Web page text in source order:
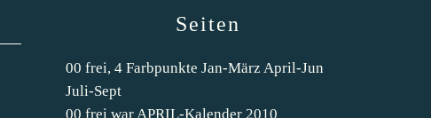
Seiten
00 frei, 4 Farbpunkte Jan-März April-Jun
Juli-Sept
00 frei war APRIL-Kalender 2010